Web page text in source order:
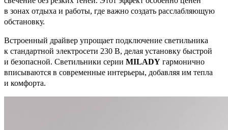
в зонах отдыха и работы, где важно создать расслабляющую
обстановку.
Встроенный драйвер упрощает подключение светильника
к стандартной электросети 230 В, делая установку быстрой
и безопасной. Светильники серии MILADY гармонично
вписываются в современные интерьеры, добавляя им тепла
и комфорта.